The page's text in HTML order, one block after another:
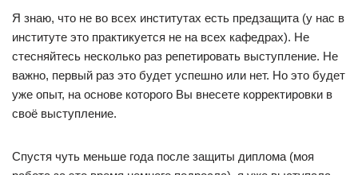
Я знаю, что не во всех институтах есть предзащита (у нас в
институте это практикуется не на всех кафедрах). Не
стесняйтесь несколько раз репетировать выступление. Не
важно, первый раз это будет успешно или нет. Но это будет
уже опыт, на основе которого Вы внесете корректировки в
своё выступление.
Спустя чуть меньше года после защиты диплома (моя